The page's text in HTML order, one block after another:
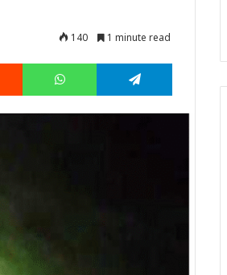
140 1 minute read
Reddit WhatsApp Telegram